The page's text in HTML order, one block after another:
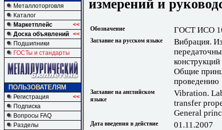
Металлоторговля
Каталог
Маркетплейс
<<
Доска объявлений <<
Подшипники
ГОСТы и стандарты
ПОЛЬЗОВАТЕЛЯМ
Регистрация
<<
Подписка
Вопросы FAQ
Разделы
измерений и
Обозначение ГОСТ ИСО
Заглавие на русском языке
Вибрация.
Общие
проведению
Заглавие на английском
языке
Vibration.
transfer
General
Дата введения в действие 01.11.2007